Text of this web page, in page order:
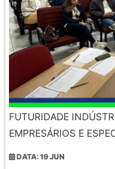
FUTURIDADE
EMPRESÁRIOS E
DATA: 19 JUN